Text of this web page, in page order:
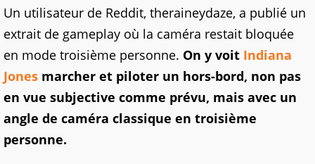
Un utilisateur de Reddit, theraineydaze, a publié un
extrait de gameplay où la caméra restait bloquée
en mode troisième personne. On y voit Indiana
Jones marcher et piloter un hors-bord, non pas
en vue subjective comme prévu, mais avec un
angle de caméra classique en troisième
personne.